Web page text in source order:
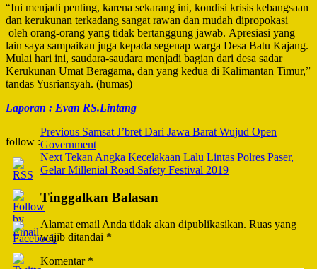
“Ini menjadi penting, karena sekarang ini, kondisi krisis kebangsaan
dan kerukunan terkadang sangat rawan dan mudah dipropokasi
oleh orang-orang yang tidak bertanggung jawab. Apresiasi yang
lain saya sampaikan juga kepada segenap warga Desa Batu Kajang.
Mulai hari ini, saudara-saudara menjadi bagian dari desa sadar
Kerukunan Umat Beragama, dan yang kedua di Kalimantan Timur,”
tandas Yusriansyah. (humas)
Laporan : Evan RS.Lintang
follow :
Post
Navigation
Previous Samsat J’bret Dari Jawa Barat Wujud Open
Government
Next Tekan Angka Kecelakaan Lalu Lintas Polres Paser,
Gelar Millenial Road Safety Festival 2019
Tinggalkan Balasan
Alamat email Anda tidak akan dipublikasikan. Ruas yang
wajib ditandai *
Komentar *